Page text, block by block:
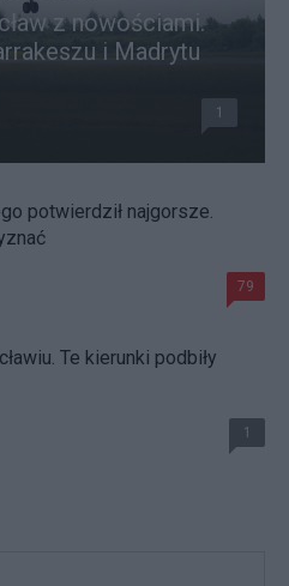
z nowościami.
i Madrytu
1
potwierdził najgorsze.
79
Te kierunki podbiły
1